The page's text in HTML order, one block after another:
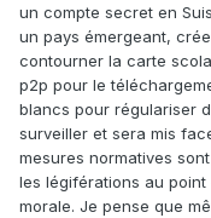
un compte secret en
un pays émergeant,
contourner la carte
p2p pour le
blancs pour régulariser
surveiller et sera mis
mesures normatives
les légiférations au
morale. Je pense que